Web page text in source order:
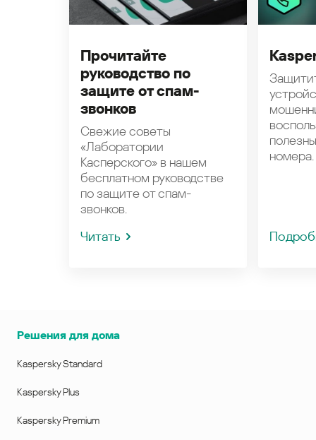
Прочитайте
руководство по
защите от спам-
звонков
Свежие советы
«Лаборатории
Касперского» в нашем
бесплатном руководстве
по защите от спам-
звонков.
Читать
номера.
Решения для дома
Kaspersky Standard
Kaspersky Plus
Kaspersky Premium